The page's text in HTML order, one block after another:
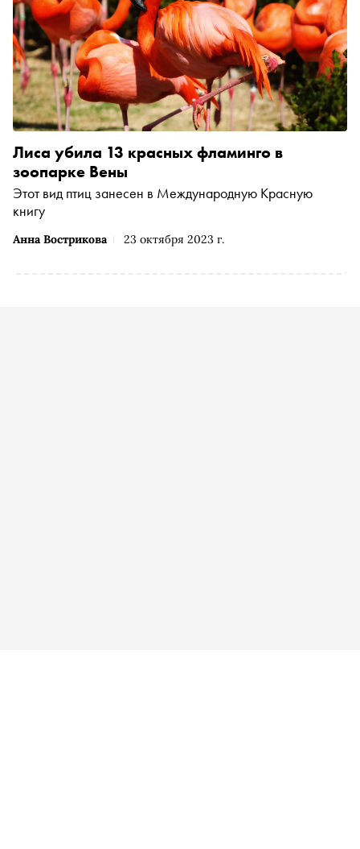
Анна Вострикова 23 октября 2023 г.
Лиса убила 13 красных фламинго в
зоопарке Вены
Этот вид птиц занесен в Международную Красную
книгу